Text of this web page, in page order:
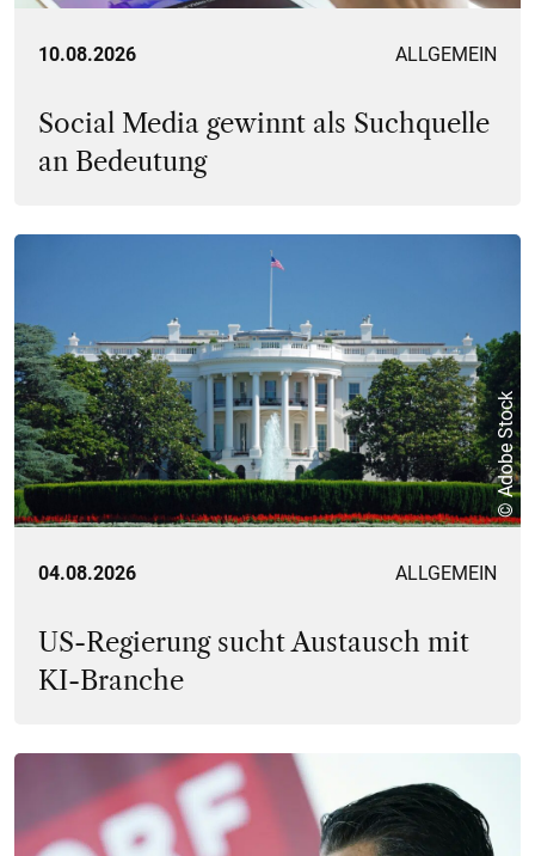
10.08.2026 ALLGEMEIN
Social Media gewinnt als Suchquelle
an Bedeutung
© Adobe Stock
04.08.2026 ALLGEMEIN
US-Regierung sucht Austausch mit
KI-Branche